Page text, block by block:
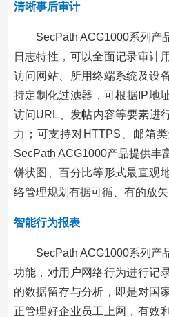
清晰事后审计
SecPath ACG1000系列产
日志特性，可以全面记录审计
访问网站、所用终端系统及设
持定制化过滤器，可根据IP地
访问URL、发帖内容等要素进
力；可支持对HTTPS、邮箱
SecPath ACG1000产品提供丰
饼状图、百分比等形式最直观
络管理规划有据可循、有的放矢
智能行为报表
SecPath ACG1000系列产
功能，对用户网络行为进行记
的数据留存与分析，即是对国
正管理好企业员工上网，有效